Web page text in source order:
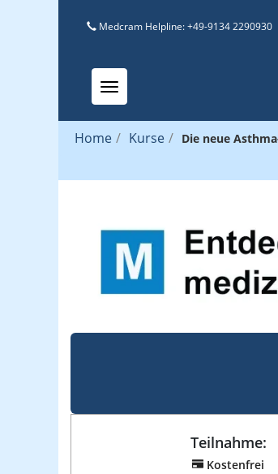
Medcram Helpline: +49-9134 2290930
Toggle navigation
Home / Kurse / Die neue
Teilnahme:
Kostenfrei